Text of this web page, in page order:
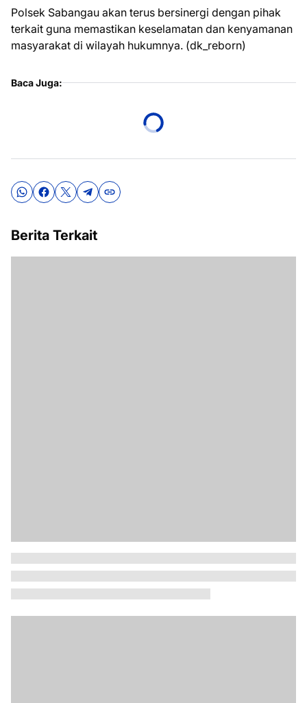
Polsek Sabangau akan terus bersinergi dengan pihak
terkait guna memastikan keselamatan dan kenyamanan
masyarakat di wilayah hukumnya. (dk_reborn)
Baca Juga:
Berita Terkait